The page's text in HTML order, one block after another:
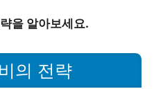
을 알아보세요.
의 전략